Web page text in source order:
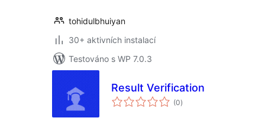
tohidulbhuiyan
30+ aktivních instalací
Testováno s WP 7.0.3
Result Verification
(0celkové
hodnocení
)